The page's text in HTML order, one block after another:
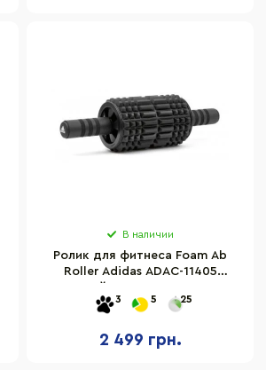
В наличии
Ролик для фитнеса Foam Ab
Roller Adidas ADAC-11405
3 5 25
2 499 грн.